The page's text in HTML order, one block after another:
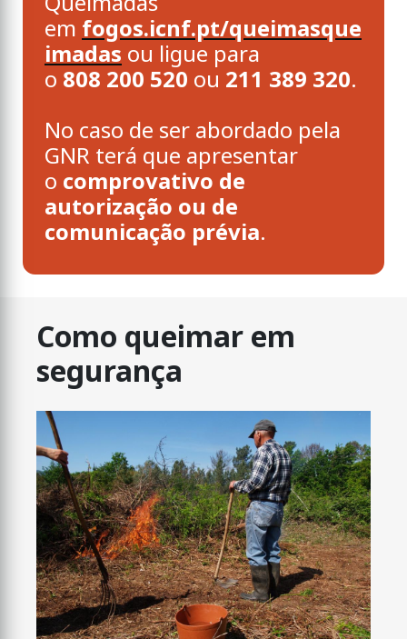
em fogos.icnf.pt/queimasque
imadas ou ligue para
o 808 200 520 ou 211 389 320.
No caso de ser abordado pela
GNR terá que apresentar
o comprovativo de
autorização ou de
comunicação prévia.
Como queimar em
segurança